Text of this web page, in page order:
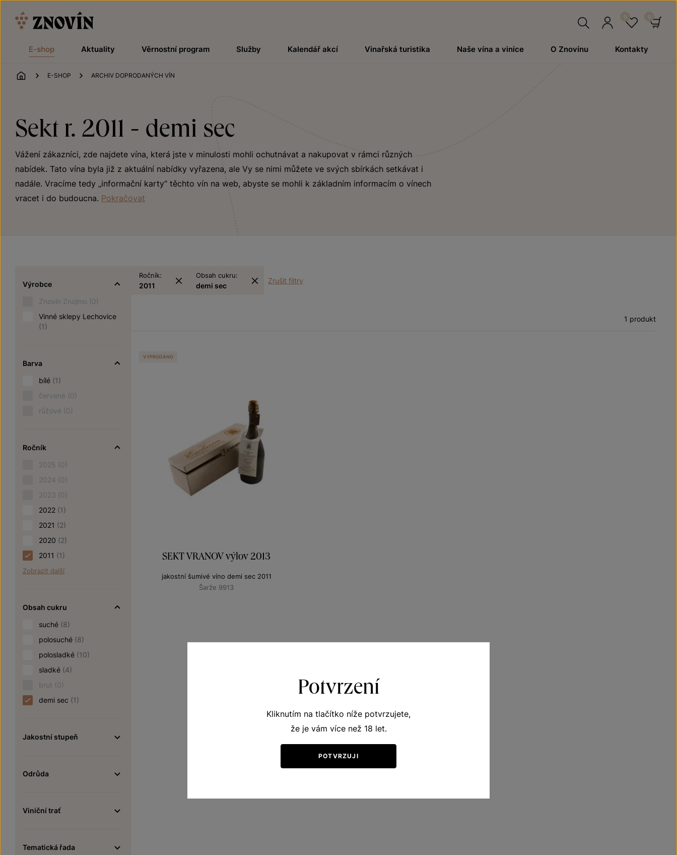
E-shop Aktuality Věrnostní program Služby Kalendář akcí Vinařská turistika Naše vína a vinice O Znovínu Kontakty
ÚVOD
E-SHOP ARCHIV DOPRODANÝCH VÍN
Sekt r. 2011 - demi sec
Vážení zákazníci, zde najdete vína, která jste v minulosti mohli ochutnávat a nakupovat v rámci různých
nabídek. Tato vína byla již z aktuální nabídky vyřazena, ale Vy se nimi můžete ve svých sbírkách setkávat i
nadále. Vracíme tedy „informační karty“ těchto vín na web, abyste se mohli k základním informacím o vínech
vracet i do budoucna. Pokračovat
Výrobce
Znovín Znojmo (0)
Vinné sklepy Lechovice
(1)
Barva
bílé (1)
červené (0)
růžové (0)
Ročník
2025 (0)
2024 (0)
2023 (0)
2022 (1)
2021 (2)
2020 (2)
2011 (1)
Zobrazit další
Obsah cukru
suché (8)
polosuché (8)
polosladké (10)
sladké (4)
brut (0)
demi sec (1)
Jakostní stupeň
Odrůda
Viniční trať
Tematická řada
Ročník:
2011
Obsah cukru:
demi sec
Zrušit filtry
1 produkt
SEKT VRANOV výlov 2013
jakostní šumivé víno demi sec 2011
Šarže 9913
VYPRODÁNO
Potvrzení
Kliknutím na tlačítko níže potvrzujete,
že je vám více než 18 let.
POTVRZUJI